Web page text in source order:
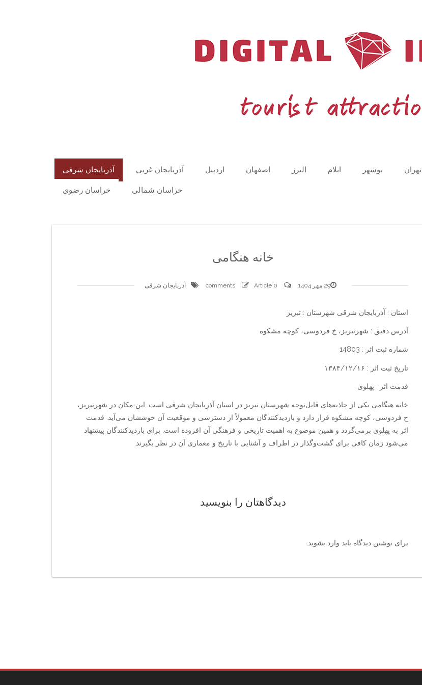
آذربایجان شرقی آذربایجان غربی اردبیل اصفهان البرز ایلام بوشهر تهران
خراسان رضوی خراسان شمالی
خانه هنگامی
29 مهر 1404 0 comments
Article آذربایجان شرقی
استان : آذربایجان شرقی شهرستان : تبریز
آدرس دقیق : شهرتبریز، خ فردوسی، کوچه مشکوه
شماره ثبت اثر : 14803
تاریخ ثبت اثر : ۱۳۸۴/۱۲/۱۶
قدمت اثر : پهلوی
خانه هنگامی یکی از جاذبه‌های قابل‌توجه شهرستان تبریز در استان آذربایجان شرقی است. این مکان در شهرتبریز،
خ فردوسی، کوچه مشکوه قرار دارد و بازدیدکنندگان معمولاً از دسترسی و موقعیت آن خوششان می‌آید. قدمت
اثر به پهلوی برمی‌گردد و همین موضوع به اهمیت تاریخی و فرهنگی آن افزوده است. برای بازدیدکنندگان پیشنهاد
می‌شود زمان کافی برای گشت‌وگذار در اطراف و آشنایی با تاریخ و معماری آن در نظر بگیرند.
دیدگاهتان را بنویسید
برای نوشتن دیدگاه باید وارد بشوید